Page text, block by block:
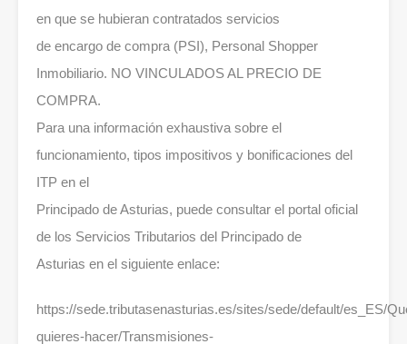
en que se hubieran contratados servicios
de encargo de compra (PSI), Personal Shopper
Inmobiliario. NO VINCULADOS AL PRECIO DE
COMPRA.
Para una información exhaustiva sobre el
funcionamiento, tipos impositivos y bonificaciones del
ITP en el
Principado de Asturias, puede consultar el portal oficial
de los Servicios Tributarios del Principado de
Asturias en el siguiente enlace:
https://sede.tributasenasturias.es/sites/sede/default/es_ES/
quieres-hacer/Transmisiones-